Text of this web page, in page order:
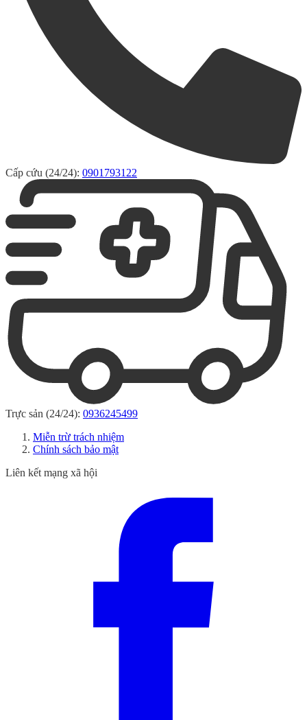
Cấp cứu (24/24): 0901793122
Trực sản (24/24): 0936245499
Miễn trừ trách nhiệm
Chính sách bảo mật
Liên kết mạng xã hội